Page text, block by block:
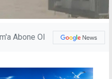
Abone Ol